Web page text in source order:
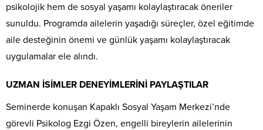
psikolojik hem de sosyal yaşamı kolaylaştıracak öneriler
sunuldu. Programda ailelerin yaşadığı süreçler, özel eğitimde
aile desteğinin önemi ve günlük yaşamı kolaylaştıracak
uygulamalar ele alındı.
UZMAN İSİMLER DENEYİMLERİNİ PAYLAŞTILAR
Seminerde konuşan Kapaklı Sosyal Yaşam Merkezi’nde
görevli Psikolog Ezgi Özen, engelli bireylerin ailelerinin